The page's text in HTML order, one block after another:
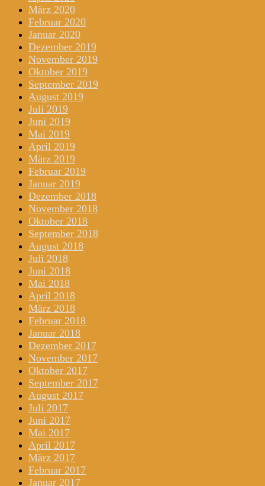
März 2020
Februar 2020
Januar 2020
Dezember 2019
November 2019
Oktober 2019
September 2019
August 2019
Juli 2019
Juni 2019
Mai 2019
April 2019
März 2019
Februar 2019
Januar 2019
Dezember 2018
November 2018
Oktober 2018
September 2018
August 2018
Juli 2018
Juni 2018
Mai 2018
April 2018
März 2018
Februar 2018
Januar 2018
Dezember 2017
November 2017
Oktober 2017
September 2017
August 2017
Juli 2017
Juni 2017
Mai 2017
April 2017
März 2017
Februar 2017
Januar 2017